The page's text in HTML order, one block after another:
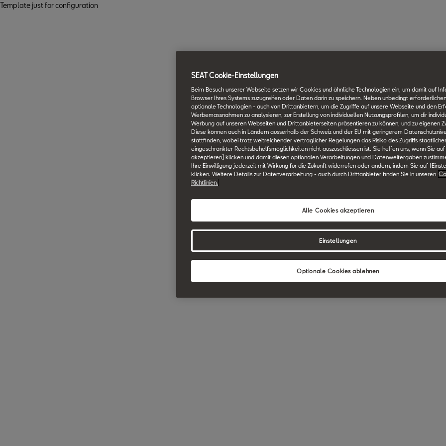
Template just for configuration
SEAT Cookie-Einstellungen
Beim Besuch unserer Webseite setzen wir Cookies und ähnliche Technologien ein, um damit auf
Browser Ihres Systems zuzugreifen oder Daten darin zu speichern. Neben unbedingt
optionale Technologien - auch von Drittanbietern, um die Zugriffe auf unsere Webseite und den
Werbemassnahmen zu analysieren, zur Erstellung von individuellen Nutzungsprofilen, um dir
Werbung auf unseren Webseiten und Drittanbieterseiten präsentieren zu können, und zu eigenen
Diese können auch in Ländern ausserhalb der Schweiz und der EU mit geringerem
stattfinden, wobei trotz weitreichender vertraglicher Regelungen das Risiko des Zugriffs
eingeschränkter Rechtsbehelfsmöglichkeiten nicht auszuschliessen ist. Sie helfen uns, wenn Sie
akzeptieren] klicken und damit diesen optionalen Verarbeitungen und Datenweitergaben
Ihre Einwilligung jederzeit mit Wirkung für die Zukunft widerrufen oder ändern, indem Sie auf
klicken. Weitere Details zur Datenverarbeitung - auch durch Drittanbieter finden Sie in unseren
Richtlinien.
Optionale Cookies ablehnen
Alle Cookies akzeptieren
Einstellungen